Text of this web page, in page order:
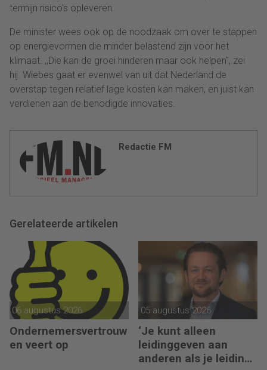
termijn risico's opleveren.
De minister wees ook op de noodzaak om over te stappen
op energievormen die minder belastend zijn voor het
klimaat. ,,Die kan de groei hinderen maar ook helpen'', zei
hij. Wiebes gaat er evenwel van uit dat Nederland de
overstap tegen relatief lage kosten kan maken, en juist kan
verdienen aan de benodigde innovaties.
Redactie FM
Gerelateerde artikelen
06 augustus 2026
Ondernemersvertrouw
en veert op
05 augustus 2026
‘Je kunt alleen
leidinggeven aan
anderen als je leiding